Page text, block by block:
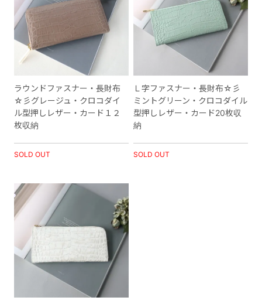
ラウンドファスナー・長財布
☆彡グレージュ・クロコダイ
ル型押しレザー・カード１２
枚収納
SOLD OUT
Ｌ字ファスナー・長財布☆彡
ミントグリーン・クロコダイル
型押しレザー・カード20枚収
納
SOLD OUT